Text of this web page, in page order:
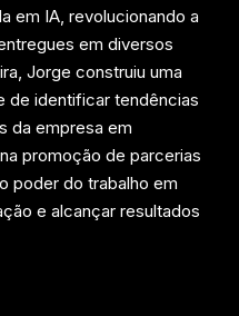
em IA, revolucionando a
em diversos
Jorge construiu uma
de identificar tendências
da empresa em
promoção de parcerias
poder do trabalho em
e alcançar resultados